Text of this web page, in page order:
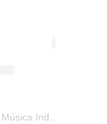
Una publicación compartida por Música Independiente Perú 🇵🇪 (@musica.independiente.peru)